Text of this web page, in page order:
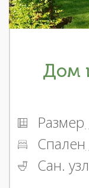
Дом
Размер
Спален
Сан.